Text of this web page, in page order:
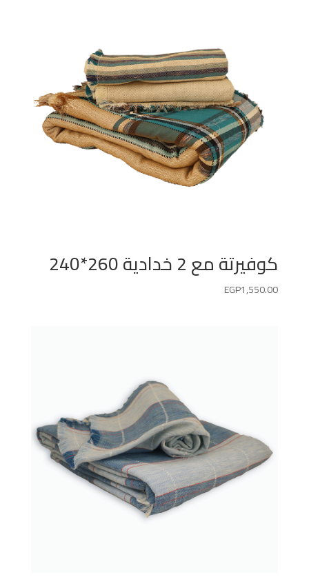
كوفيرتة مع 2 خدادية 260*240
EGP1,550.00